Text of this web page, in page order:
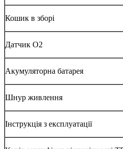
Кошик в зборі
Датчик O2
Акумуляторна батарея
Шнур живлення
Інструкція з експлуатації